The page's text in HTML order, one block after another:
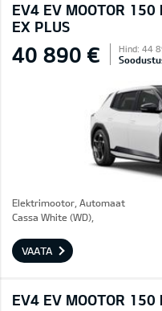
EV4 EV MOOTOR
EX PLUS
40 890 € Hind: 44
Elektrimootor, Automaat
Cassa White (WD),
VAATA
EV4 EV MOOTOR